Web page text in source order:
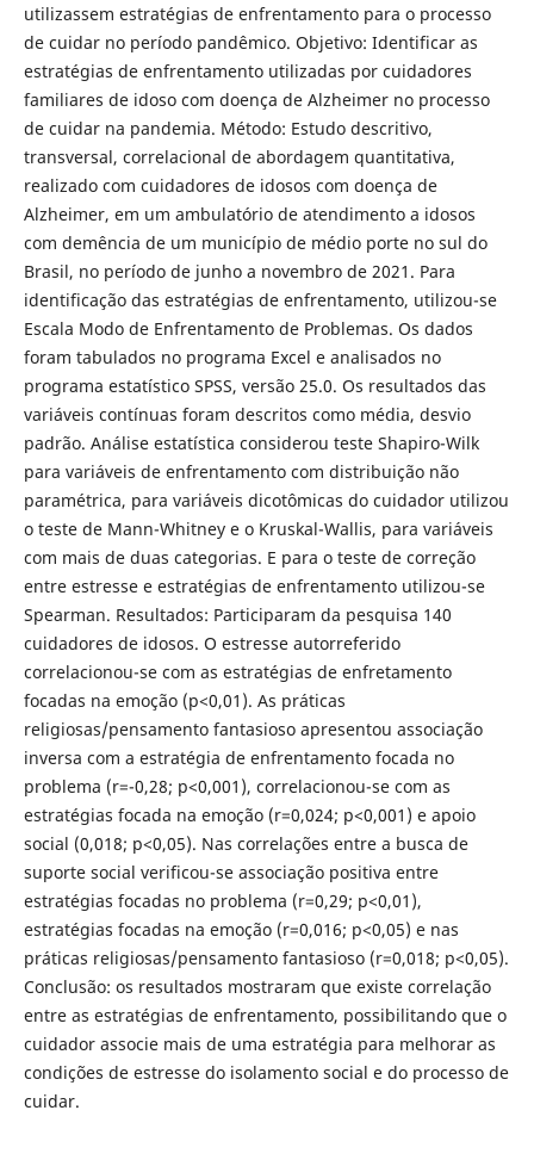
utilizassem estratégias de enfrentamento para o processo
de cuidar no período pandêmico. Objetivo: Identificar as
estratégias de enfrentamento utilizadas por cuidadores
familiares de idoso com doença de Alzheimer no processo
de cuidar na pandemia. Método: Estudo descritivo,
transversal, correlacional de abordagem quantitativa,
realizado com cuidadores de idosos com doença de
Alzheimer, em um ambulatório de atendimento a idosos
com demência de um município de médio porte no sul do
Brasil, no período de junho a novembro de 2021. Para
identificação das estratégias de enfrentamento, utilizou-se
Escala Modo de Enfrentamento de Problemas. Os dados
foram tabulados no programa Excel e analisados no
programa estatístico SPSS, versão 25.0. Os resultados das
variáveis contínuas foram descritos como média, desvio
padrão. Análise estatística considerou teste Shapiro-Wilk
para variáveis de enfrentamento com distribuição não
paramétrica, para variáveis dicotômicas do cuidador utilizou
o teste de Mann-Whitney e o Kruskal-Wallis, para variáveis
com mais de duas categorias. E para o teste de correção
entre estresse e estratégias de enfrentamento utilizou-se
Spearman. Resultados: Participaram da pesquisa 140
cuidadores de idosos. O estresse autorreferido
correlacionou-se com as estratégias de enfretamento
focadas na emoção (p<0,01). As práticas
religiosas/pensamento fantasioso apresentou associação
inversa com a estratégia de enfrentamento focada no
problema (r=-0,28; p<0,001), correlacionou-se com as
estratégias focada na emoção (r=0,024; p<0,001) e apoio
social (0,018; p<0,05). Nas correlações entre a busca de
suporte social verificou-se associação positiva entre
estratégias focadas no problema (r=0,29; p<0,01),
estratégias focadas na emoção (r=0,016; p<0,05) e nas
práticas religiosas/pensamento fantasioso (r=0,018; p<0,05).
Conclusão: os resultados mostraram que existe correlação
entre as estratégias de enfrentamento, possibilitando que o
cuidador associe mais de uma estratégia para melhorar as
condições de estresse do isolamento social e do processo de
cuidar.